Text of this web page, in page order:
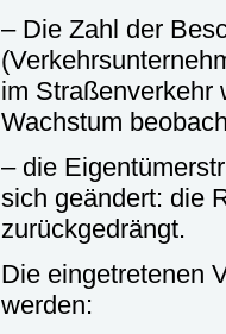
– Die Zahl der
im Straßenverkehr
Wachstum
– die
sich geändert: die
zurückgedrängt.
Die eingetretenen
werden: